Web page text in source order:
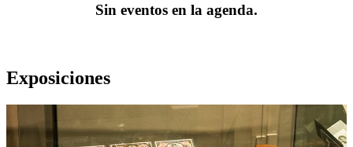
Sin eventos en la agenda.
Exposiciones